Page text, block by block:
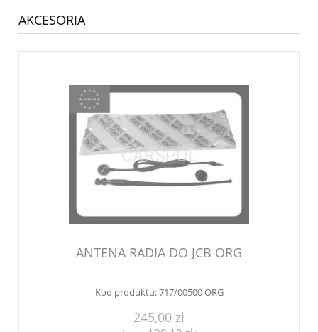
AKCESORIA
ANTENA RADIA DO JCB ORG
Kod produktu:717/00500 ORG
245,00 zł